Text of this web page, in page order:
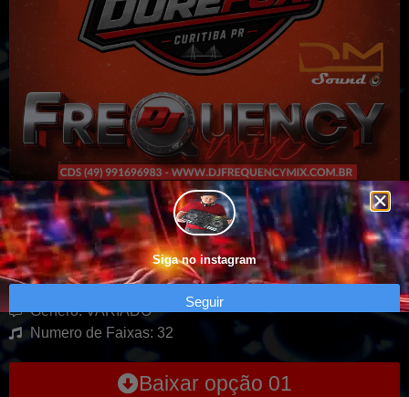
CD Saveiro Extreme Durepoxi – Curitiba
PR
Genero: VARIADO
Numero de Faixas: 32
Baixar opção 01
Siga no instagram
Seguir